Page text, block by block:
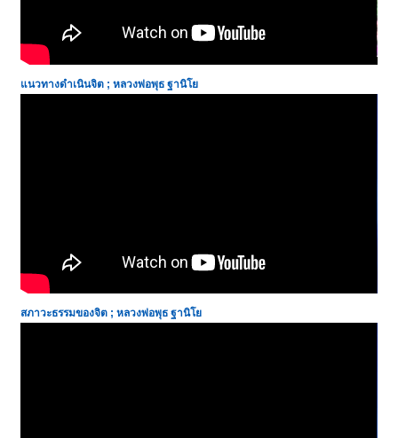
แนวทางดำเนินจิต ; หลวงพ่อพุธ ฐานิโย
สภาวะธรรมของจิต ; หลวงพ่อพุธ ฐานิโย